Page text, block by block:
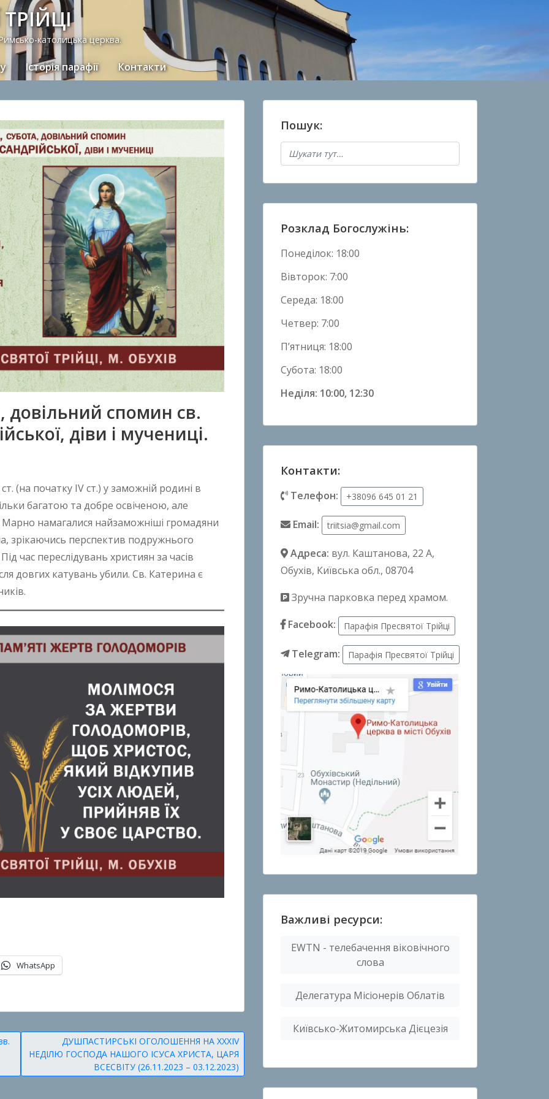
католицька церква.
Історія парафії Контакти
довільний спомин св.
діви і мучениці.
(на початку ІV ст.) у заможній родині в
багатою та добре освіченою, але
намагалися найзаможніші громадяни
зрікаючись перспектив подружнього
час переслідувань християн за часів
довгих катувань убили. Св. Катерина є
WhatsApp
ДУШПАСТИРСЬКІ ОГОЛОШЕННЯ НА ХXXІV
НЕДІЛЮ ГОСПОДА НАШОГО ІСУСА ХРИСТА, ЦАРЯ
ВСЕСВІТУ (26.11.2023 – 03.12.2023)
Пошук:
Розклад Богослужінь:
Понеділок: 18:00
Вівторок: 7:00
Середа: 18:00
Четвер: 7:00
П’ятниця: 18:00
Субота: 18:00
Неділя: 10:00, 12:30
Контакти:
Телефон: +38096 645 01 21
Email: triitsia@gmail.com
Адреса: вул. Каштанова, 22 А,
Обухів, Київська обл., 08704
Зручна парковка перед храмом.
Facebook:
Парафія Пресвятої Трійці
Telegram: Парафія Пресвятої Трійці
Важливі ресурси:
EWTN - телебачення віковічного
слова
Делегатура Місіонерів Облатів
Київсько-Житомирська Дієцезія